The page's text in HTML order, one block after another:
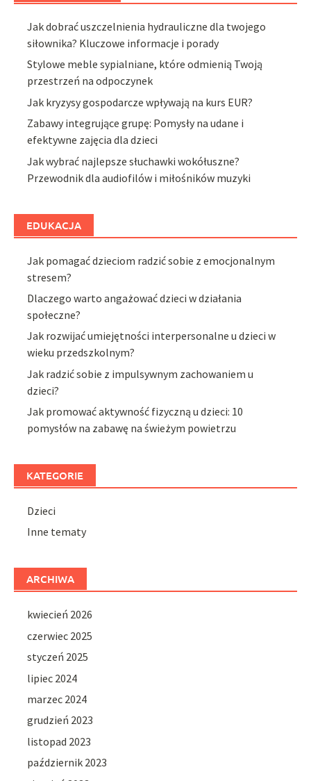
Jak dobrać uszczelnienia hydrauliczne dla twojego
siłownika? Kluczowe informacje i porady
Stylowe meble sypialniane, które odmienią Twoją
przestrzeń na odpoczynek
Jak kryzysy gospodarcze wpływają na kurs EUR?
Zabawy integrujące grupę: Pomysły na udane i
efektywne zajęcia dla dzieci
Jak wybrać najlepsze słuchawki wokółuszne?
Przewodnik dla audiofilów i miłośników muzyki
EDUKACJA
Jak pomagać dzieciom radzić sobie z emocjonalnym
stresem?
Dlaczego warto angażować dzieci w działania
społeczne?
Jak rozwijać umiejętności interpersonalne u dzieci w
wieku przedszkolnym?
Jak radzić sobie z impulsywnym zachowaniem u
dzieci?
Jak promować aktywność fizyczną u dzieci: 10
pomysłów na zabawę na świeżym powietrzu
KATEGORIE
Dzieci
Inne tematy
ARCHIWA
kwiecień 2026
czerwiec 2025
styczeń 2025
lipiec 2024
marzec 2024
grudzień 2023
listopad 2023
październik 2023